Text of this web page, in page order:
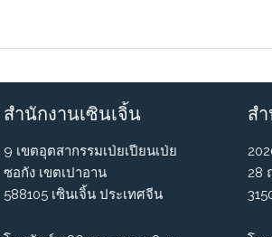
สำนักงานเซินเจิ้น
9 เขตอุตสากรรมเป่ยเปียนเป่ย
ซอกัง เขตเปาอาน
588105 เซินเจิ้น ประเทศจีน
ส
28